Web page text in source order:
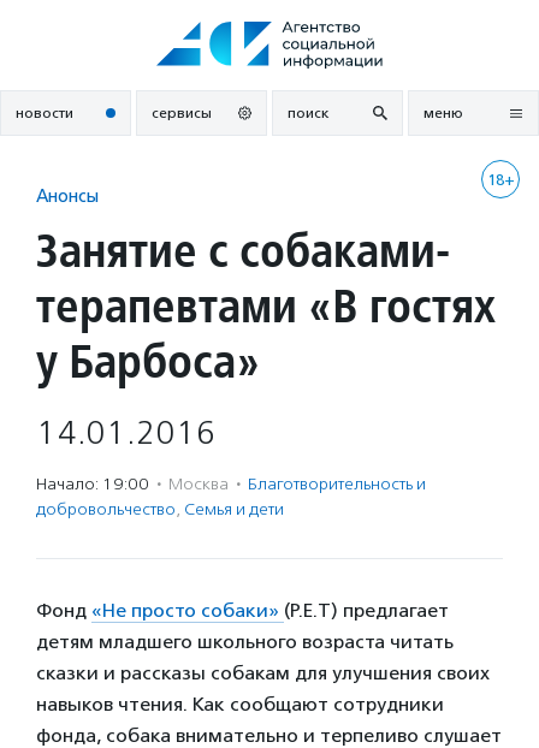
новости сервисы поиск меню
18+
Анонсы
Занятие с собаками-
терапевтами «В гостях
у Барбоса»
14.01.2016
Начало: 19:00 · Москва · Благотвори­тель­ность и
доброволь­чест­во, Семья и дети
Фонд «Не просто собаки» (P.E.T) предлагает
детям младшего школьного возраста читать
сказки и рассказы собакам для улучшения своих
навыков чтения. Как сообщают сотрудники
фонда, собака внимательно и терпеливо слушает